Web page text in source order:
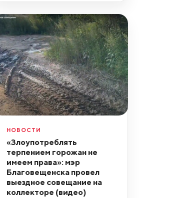
НОВОСТИ
«Злоупотреблять
терпением горожан не
имеем права»: мэр
Благовещенска провел
выездное совещание на
коллекторе (видео)